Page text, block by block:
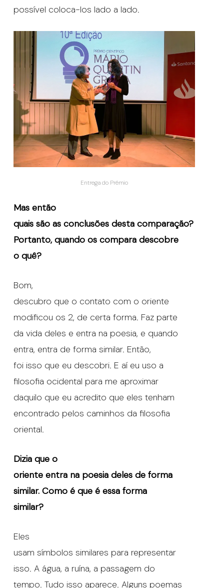
possível coloca-los lado a lado.
Entrega do Prémio
Mas então
quais são as conclusões desta comparação?
Portanto, quando os compara descobre
o quê?
Bom,
descubro que o contato com o oriente
modificou os 2, de certa forma. Faz parte
da vida deles e entra na poesia, e quando
entra, entra de forma similar. Então,
foi isso que eu descobri. E aí eu uso a
filosofia ocidental para me aproximar
daquilo que eu acredito que eles tenham
encontrado pelos caminhos da filosofia
oriental.
Dizia que o
oriente entra na poesia deles de forma
similar. Como é que é essa forma
similar?
Eles
usam símbolos similares para representar
isso. A água, a ruína, a passagem do
tempo. Tudo isso aparece. Alguns poemas